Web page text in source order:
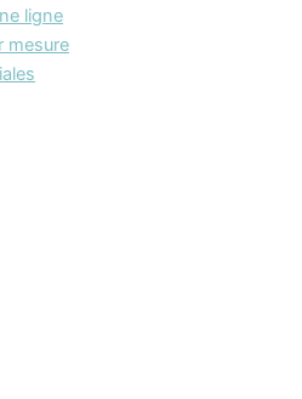
ligne
mesure